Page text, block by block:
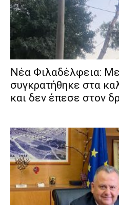
Νέα Φιλαδέλφεια:
συγκρατήθηκε στα
και δεν έπεσε στον